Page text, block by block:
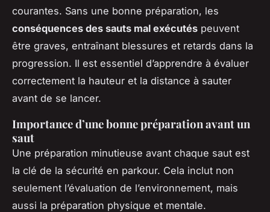
courantes. Sans une bonne préparation, les
conséquences des sauts mal exécutés peuvent
être graves, entraînant blessures et retards dans la
progression. Il est essentiel d’apprendre à évaluer
correctement la hauteur et la distance à sauter
avant de se lancer.
Importance d’une bonne préparation avant un
saut
Une préparation minutieuse avant chaque saut est
la clé de la sécurité en parkour. Cela inclut non
seulement l’évaluation de l’environnement, mais
aussi la préparation physique et mentale.